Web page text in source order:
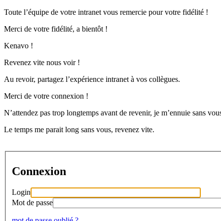
Toute l’équipe de votre intranet vous remercie pour votre fidélité !
Merci de votre fidélité, a bientôt !
Kenavo !
Revenez vite nous voir !
Au revoir, partagez l’expérience intranet à vos collègues.
Merci de votre connexion !
N’attendez pas trop longtemps avant de revenir, je m’ennuie sans
Le temps me parait long sans vous, revenez vite.
Connexion
Login
Mot de passe